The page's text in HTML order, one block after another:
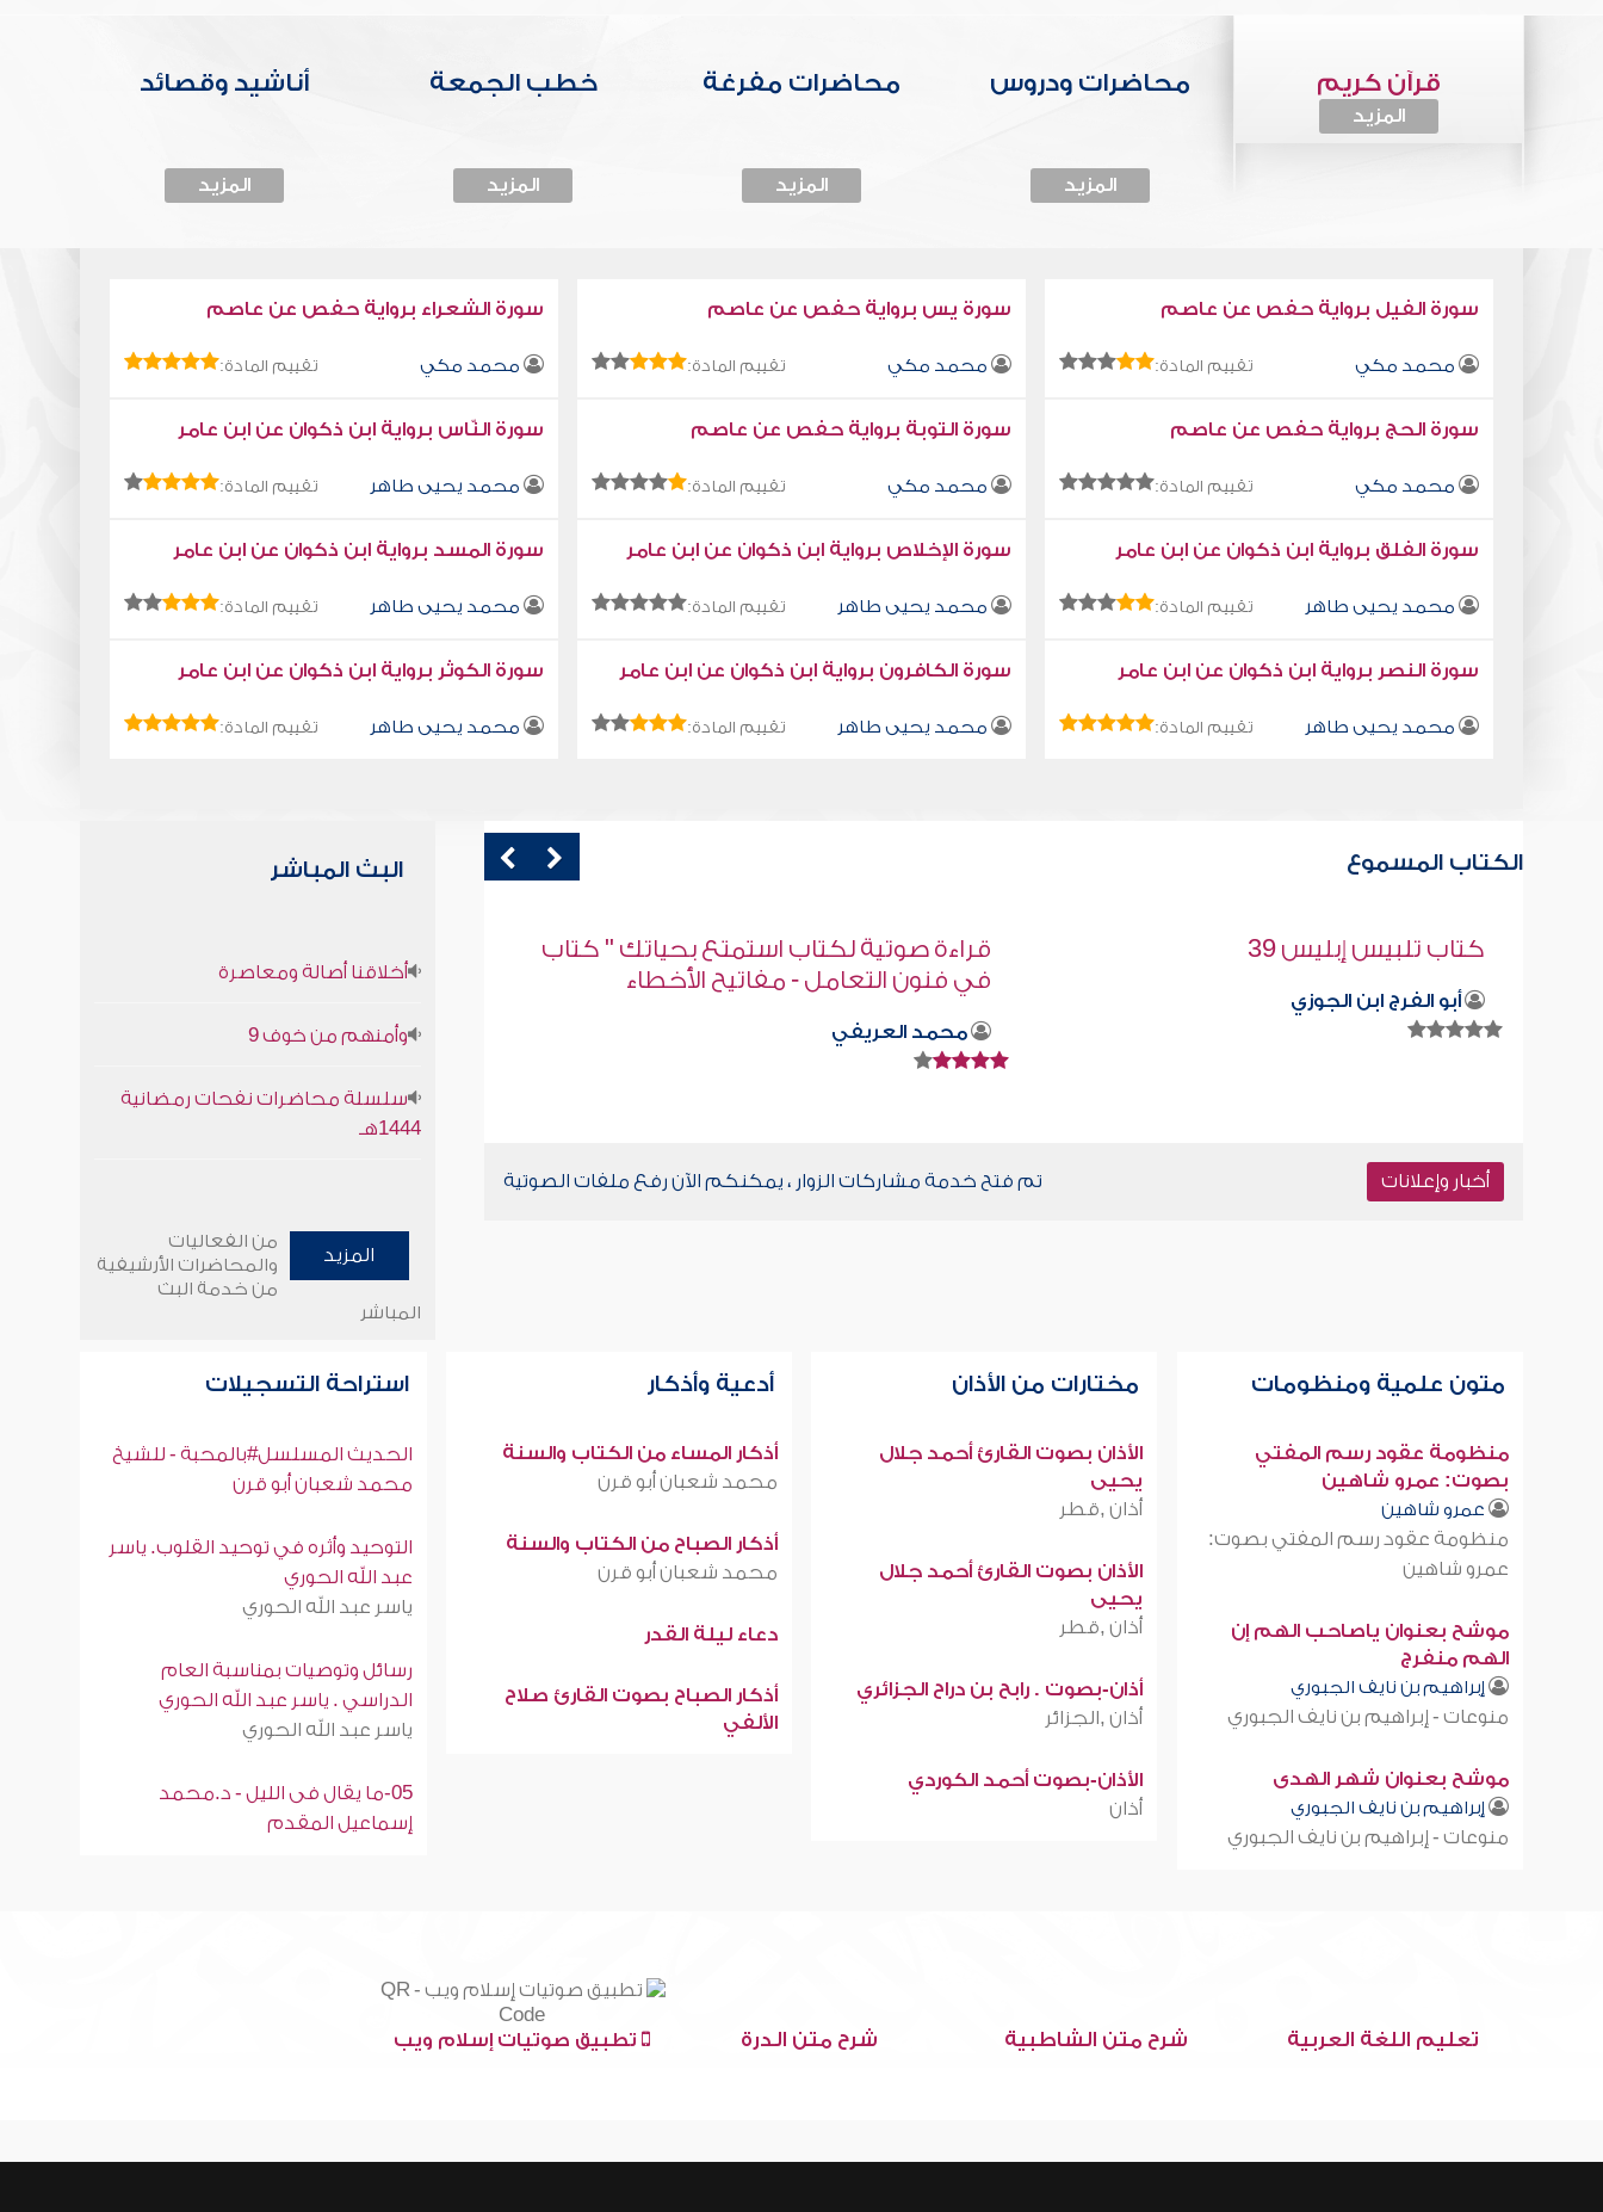
قرآن كريم
المزيد
محاضرات ودروس
المزيد
محاضرات مفرغة
المزيد
خطب الجمعة
المزيد
أناشيد وقصائد
المزيد
سورة الفيل برواية حفص عن عاصم
محمد مكي تقييم المادة:
سورة يس برواية حفص عن عاصم
محمد مكي تقييم المادة:
سورة الشعراء برواية حفص عن عاصم
محمد مكي تقييم المادة:
سورة الحج برواية حفص عن عاصم
محمد مكي تقييم المادة:
سورة التوبة برواية حفص عن عاصم
محمد مكي تقييم المادة:
سورة النّاس برواية ابن ذكوان عن ابن عامر
محمد يحيى طاهر تقييم المادة:
سورة الفلق برواية ابن ذكوان عن ابن عامر
محمد يحيى طاهر تقييم المادة:
سورة الإخلاص برواية ابن ذكوان عن ابن عامر
محمد يحيى طاهر تقييم المادة:
سورة المسد برواية ابن ذكوان عن ابن عامر
محمد يحيى طاهر تقييم المادة:
سورة النصر برواية ابن ذكوان عن ابن عامر
محمد يحيى طاهر تقييم المادة:
سورة الكافرون برواية ابن ذكوان عن ابن عامر
محمد يحيى طاهر تقييم المادة:
سورة الكوثر برواية ابن ذكوان عن ابن عامر
محمد يحيى طاهر تقييم المادة:
الكتاب المسموع
قراءة صوتية لكتاب استمتع بحياتك " كتاب
محمد العريفي
قراءة صوتية لكتاب استمتع بحياتك كتاب
في فنون التعامل - لماذا نبحث عن المهارات
محمد العريفي
في فنون التعامل" - لا تتدخل فيما لا يعنيك
محمد العريفي
أخبار وإعلانات تم فتح خدمة مشاركات الزوار ، يمكنكم الآن رفع ملفات الصوتية
البث المباشر
أخلاقنا أصالة ومعاصرة
وأمنهم من خوف 9
سلسلة محاضرات نفحات رمضانية
1444هـ
المزيد
من الفعاليات
والمحاضرات الأرشيفية
من خدمة البث
المباشر
متون علمية ومنظومات
منظومة عقود رسم المفتي
بصوت: عمرو شاهين
عمرو شاهين
منظومة عقود رسم المفتي بصوت:
عمرو شاهين
موشح بعنوان ياصاحب الهم إن
الهم منفرج
إبراهيم بن نايف الجبوري
منوعات - إبراهيم بن نايف الجبوري
موشح بعنوان شهر الهدى
إبراهيم بن نايف الجبوري
منوعات - إبراهيم بن نايف الجبوري
مختارات من الأذان
الأذان بصوت القارئ أحمد جلال
يحيى
أذان ,قطر
الأذان بصوت القارئ أحمد جلال
يحيى
أذان ,قطر
أذان-بصوت . رابح بن دراح الجزائري
أذان ,الجزائر
الأذان-بصوت أحمد الكوردي
أذان
أدعية وأذكار
أذكار المساء من الكتاب والسنة
محمد شعبان أبو قرن
أذكار الصباح من الكتاب والسنة
محمد شعبان أبو قرن
دعاء ليلة القدر
أذكار الصباح بصوت القارئ صلاح
الألفي
استراحة التسجيلات
الحديث المسلسل#بالمحبة - للشيخ
محمد شعبان أبو قرن
التوحيد وأثره في توحيد القلوب. ياسر
عبد الله الحوري
ياسر عبد الله الحوري
رسائل وتوصيات بمناسبة العام
الدراسي . ياسر عبد الله الحوري
ياسر عبد الله الحوري
05-ما يقال فى الليل - د.محمد
إسماعيل المقدم
تعليم اللغة العربية شرح متن الشاطبية شرح متن الدرة تطبيق صوتيات إسلام ويب